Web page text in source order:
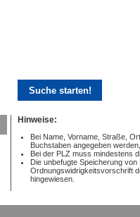
Hinweise:
Bei Name, Vorname, Straße,
Buchstaben angegeben
Bei der PLZ muss mindestens
Die unbefugte Speicherung
Ordnungswidrigkeitsvorschrift
hingewiesen.